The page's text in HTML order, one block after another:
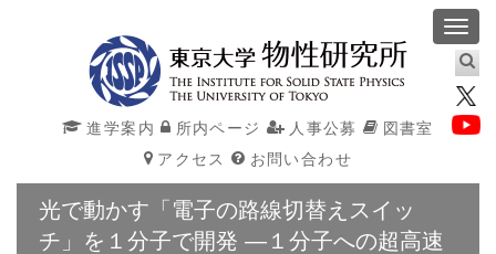
進学案内 所内ページ 人事公募
図書室
アクセス
お問い合わせ
光で動かす「電子の路線切替えスイッ
チ」を１分子で開発 ―１分子への超高速